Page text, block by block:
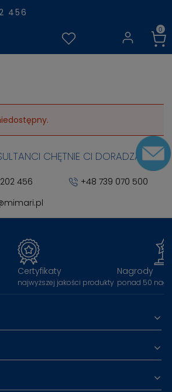
456
CHĘTNIE CI DORADZĄ
456
+48 739 070 500
Certyfikaty
najwyższej jakości produkty
Nagrody
ponad 50